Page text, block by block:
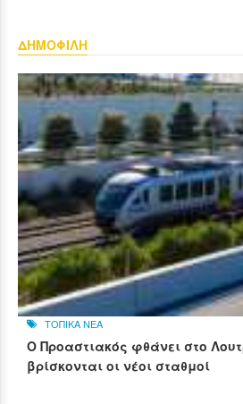
ΔΗΜΟΦΙΛΗ
ΤΟΠΙΚΑ ΝΕΑ
Ο Προαστιακός φθάνει στο
βρίσκονται οι νέοι σταθμοί